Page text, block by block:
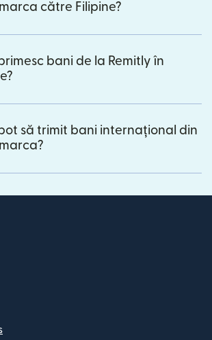
către Filipine?
bani de la Remitly în
să trimit bani internațional din